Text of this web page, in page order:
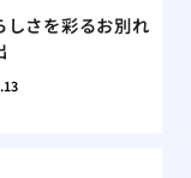
しさを彩るお別れ